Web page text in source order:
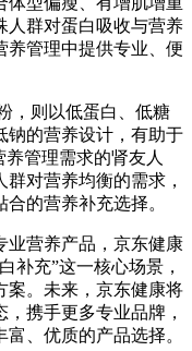
人群对蛋白吸收与营养
养管理中提供专业、便
，则以低蛋白、低糖
钠的营养设计，有助于
管理需求的肾友人
对营养均衡的需求，
的营养补充选择。
业营养产品，京东健康
补充”这一核心场景，
案。未来，京东健康将
携手更多专业品牌，
、优质的产品选择。